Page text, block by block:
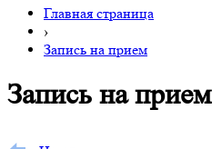
Главная страница
›
Запись на прием
Запись на прием